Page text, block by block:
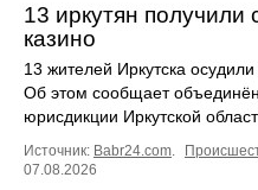
13 иркутян получили
казино
13 жителей Иркутска
Об этом сообщает
юрисдикции Иркутской
Источник: Babr24.com.
07.08.2026